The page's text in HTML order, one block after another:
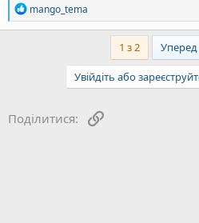
Р
е
а
mango_tema
1 з 2 Уперед
Увійдіть або
Поділитися: